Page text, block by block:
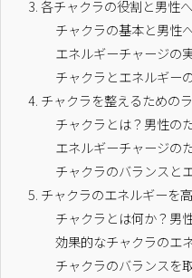
3.各チャクラの役割と男性
チャクラの基本と男性
エネルギーチャージの
チャクラとエネルギー
4. チャクラを整えるための
チャクラとは？男性の
エネルギーチャージの
チャクラのバランスと
5. チャクラのエネルギーを
チャクラとは何か？男
効果的なチャクラのエ
チャクラのバランスを